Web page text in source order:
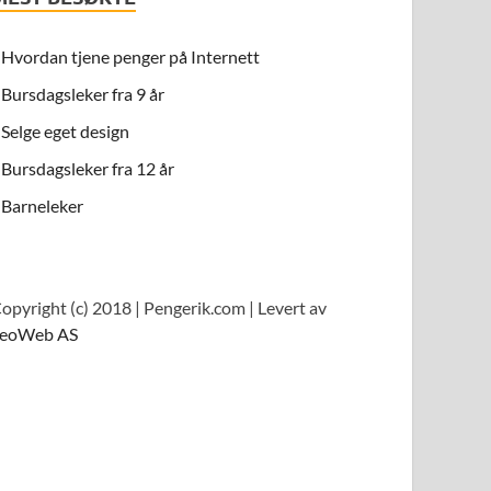
Hvordan tjene penger på Internett
Bursdagsleker fra 9 år
Selge eget design
Bursdagsleker fra 12 år
Barneleker
(c) 2018 | Pengerik.com | Levert av
AS